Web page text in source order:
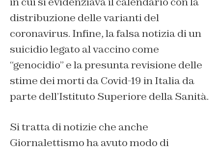
distribuzione delle varianti del
coronavirus. Infine, la falsa notizia di un
suicidio legato al vaccino come
“genocidio” e la presunta revisione delle
stime dei morti da Covid-19 in Italia da
parte dell’Istituto Superiore della Sanità.
Si tratta di notizie che anche
Giornalettismo ha avuto modo di